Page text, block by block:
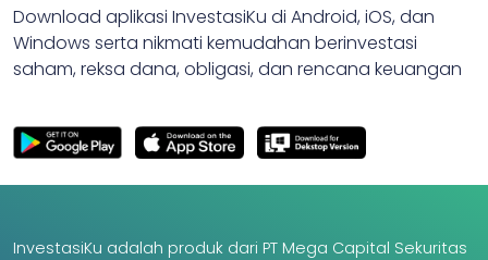
Download aplikasi InvestasiKu di Android, iOS, dan
Windows serta nikmati kemudahan berinvestasi
saham, reksa dana, obligasi, dan rencana keuangan
InvestasiKu adalah produk dari PT Mega Capital Sekuritas